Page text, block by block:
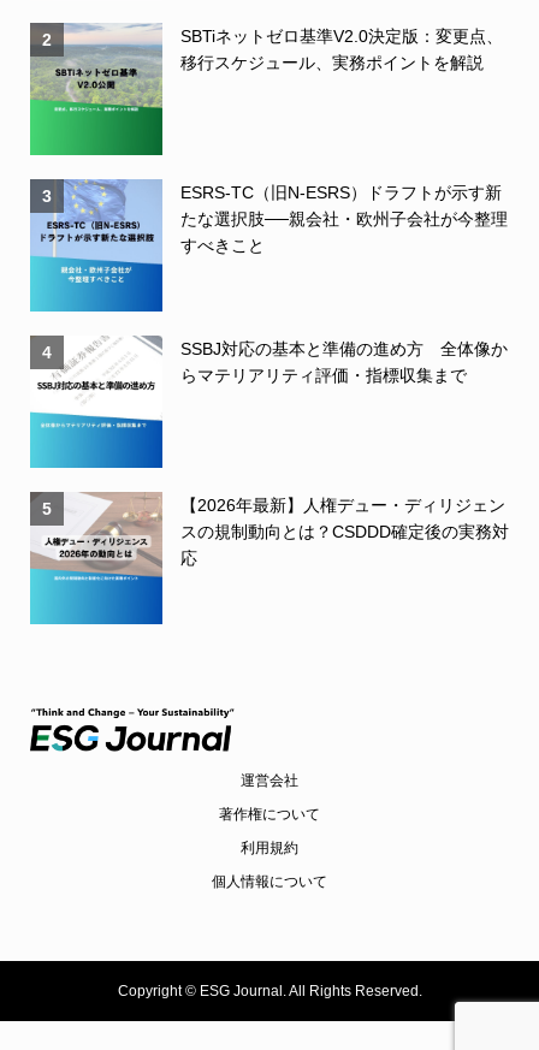
2
SBTiネットゼロ基準V2.0決定版：変更点、
移行スケジュール、実務ポイントを解説
3
ESRS-TC（旧N-ESRS）ドラフトが示す新
たな選択肢──親会社・欧州子会社が今整理
すべきこと
4
SSBJ対応の基本と準備の進め方 全体像か
らマテリアリティ評価・指標収集まで
5
【2026年最新】人権デュー・ディリジェン
スの規制動向とは？CSDDD確定後の実務対
応
運営会社
著作権について
利用規約
個人情報について
Copyright ©ESG Journal. All Rights Reserved.